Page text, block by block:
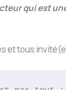
qui est
et tous